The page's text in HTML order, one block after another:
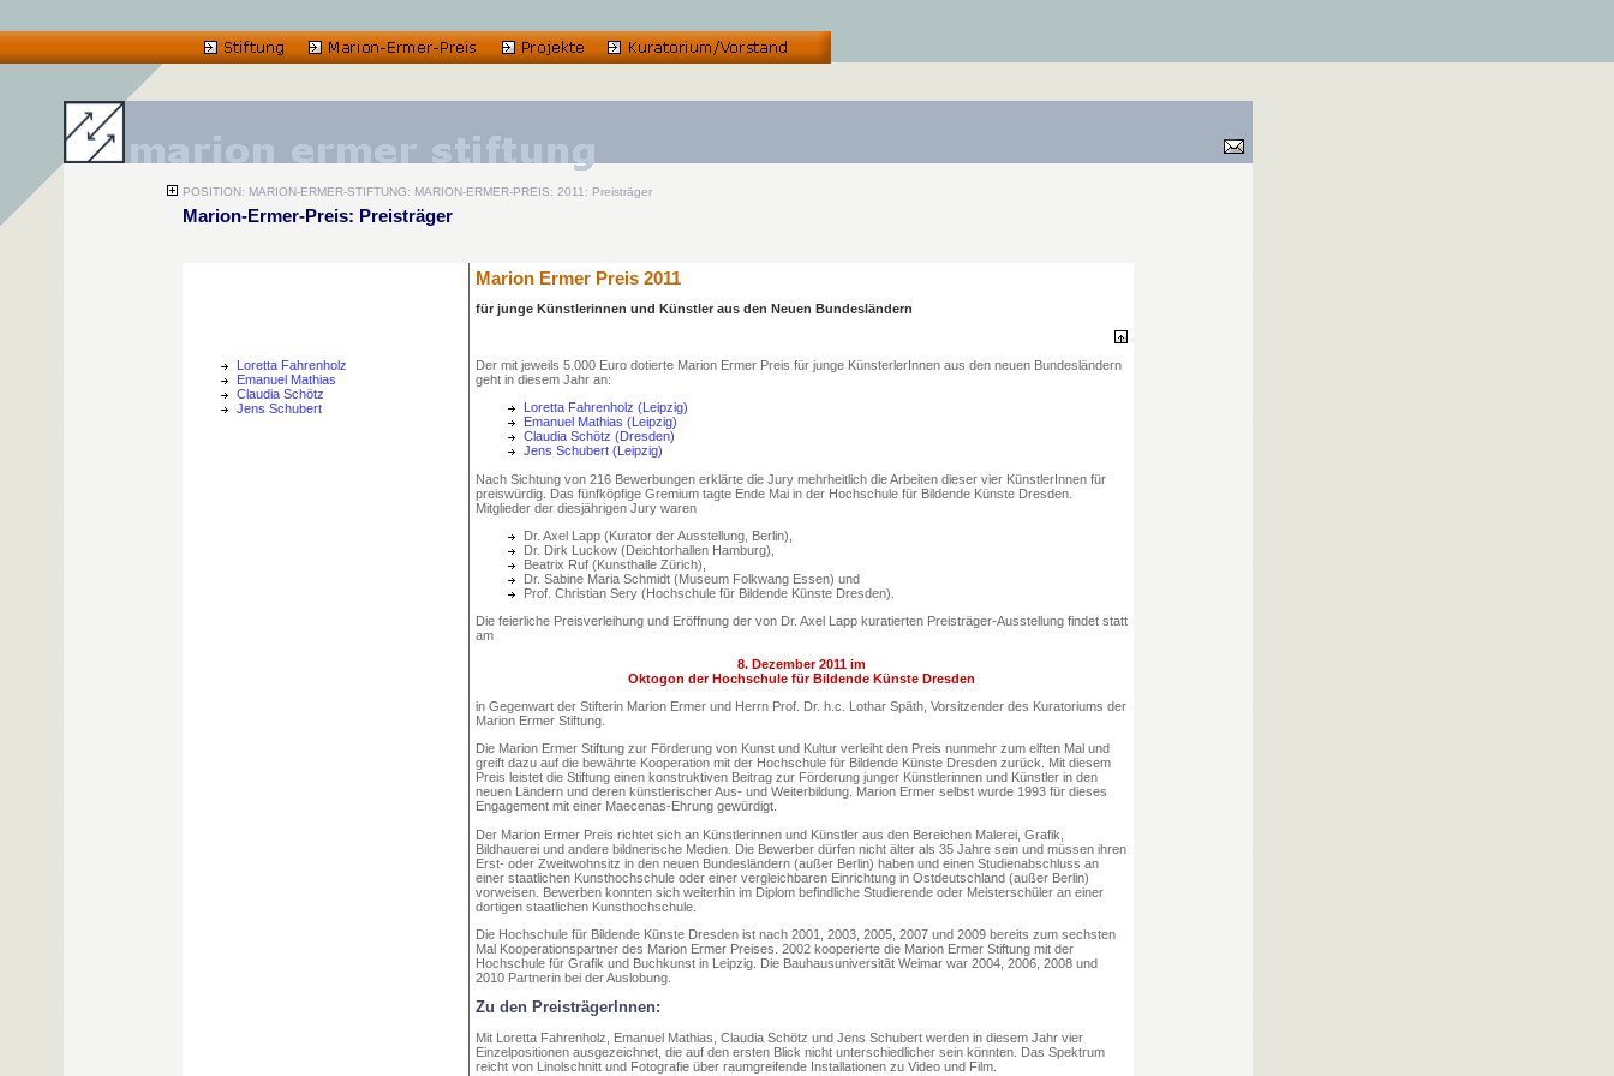
POSITION: MARION-ERMER-STIFTUNG: MARION-ERMER-PREIS: 2011: Preisträger
Marion-Ermer-Preis: Preisträger
Marion Ermer Preis 2011
für junge Künstlerinnen und Künstler aus den Neuen Bundesländern
Loretta Fahrenholz
Emanuel Mathias
Claudia Schötz
Jens Schubert
Der mit jeweils 5.000 Euro dotierte Marion Ermer Preis für junge KünsterlerInnen aus den neuen Bundesländern
geht in diesem Jahr an:
Loretta Fahrenholz (Leipzig)
Emanuel Mathias (Leipzig)
Claudia Schötz (Dresden)
Jens Schubert (Leipzig)
Nach Sichtung von 216 Bewerbungen erklärte die Jury mehrheitlich die Arbeiten dieser vier KünstlerInnen für
preiswürdig. Das fünfköpfige Gremium tagte Ende Mai in der Hochschule für Bildende Künste Dresden.
Mitglieder der diesjährigen Jury waren
Dr. Axel Lapp (Kurator der Ausstellung, Berlin),
Dr. Dirk Luckow (Deichtorhallen Hamburg),
Beatrix Ruf (Kunsthalle Zürich),
Dr. Sabine Maria Schmidt (Museum Folkwang Essen) und
Prof. Christian Sery (Hochschule für Bildende Künste Dresden).
Die feierliche Preisverleihung und Eröffnung der von Dr. Axel Lapp kuratierten Preisträger-Ausstellung findet statt
am
8. Dezember 2011 im
Oktogon der Hochschule für Bildende Künste Dresden
in Gegenwart der Stifterin Marion Ermer und Herrn Prof. Dr. h.c. Lothar Späth, Vorsitzender des Kuratoriums der
Marion Ermer Stiftung.
Die Marion Ermer Stiftung zur Förderung von Kunst und Kultur verleiht den Preis nunmehr zum elften Mal und
greift dazu auf die bewährte Kooperation mit der Hochschule für Bildende Künste Dresden zurück. Mit diesem
Preis leistet die Stiftung einen konstruktiven Beitrag zur Förderung junger Künstlerinnen und Künstler in den
neuen Ländern und deren künstlerischer Aus- und Weiterbildung. Marion Ermer selbst wurde 1993 für dieses
Engagement mit einer Maecenas-Ehrung gewürdigt.
Der Marion Ermer Preis richtet sich an Künstlerinnen und Künstler aus den Bereichen Malerei, Grafik,
Bildhauerei und andere bildnerische Medien. Die Bewerber dürfen nicht älter als 35 Jahre sein und müssen ihren
Erst- oder Zweitwohnsitz in den neuen Bundesländern (außer Berlin) haben und einen Studienabschluss an
einer staatlichen Kunsthochschule oder einer vergleichbaren Einrichtung in Ostdeutschland (außer Berlin)
vorweisen. Bewerben konnten sich weiterhin im Diplom befindliche Studierende oder Meisterschüler an einer
dortigen staatlichen Kunsthochschule.
Die Hochschule für Bildende Künste Dresden ist nach 2001, 2003, 2005, 2007 und 2009 bereits zum sechsten
Mal Kooperationspartner des Marion Ermer Preises. 2002 kooperierte die Marion Ermer Stiftung mit der
Hochschule für Grafik und Buchkunst in Leipzig. Die Bauhausuniversität Weimar war 2004, 2006, 2008 und
2010 Partnerin bei der Auslobung.
Zu den PreisträgerInnen:
Mit Loretta Fahrenholz, Emanuel Mathias, Claudia Schötz und Jens Schubert werden in diesem Jahr vier
Einzelpositionen ausgezeichnet, die auf den ersten Blick nicht unterschiedlicher sein könnten. Das Spektrum
reicht von Linolschnitt und Fotografie über raumgreifende Installationen zu Video und Film.